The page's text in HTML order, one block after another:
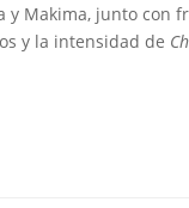
y Makima, junto con
y la intensidad de